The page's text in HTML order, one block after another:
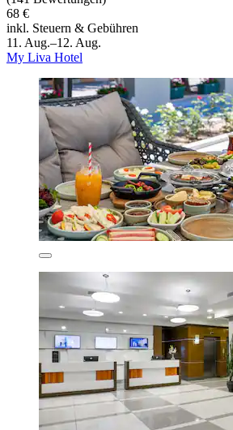
68 €
inkl. Steuern & Gebühren
11. Aug.–12. Aug.
My Liva Hotel